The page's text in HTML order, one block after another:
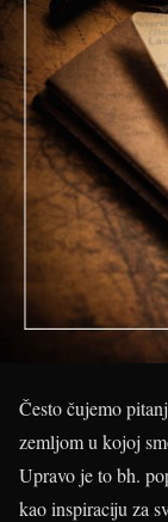
Često čujemo
zemljom u kojoj
Upravo je to bh.
kao inspiraciju za